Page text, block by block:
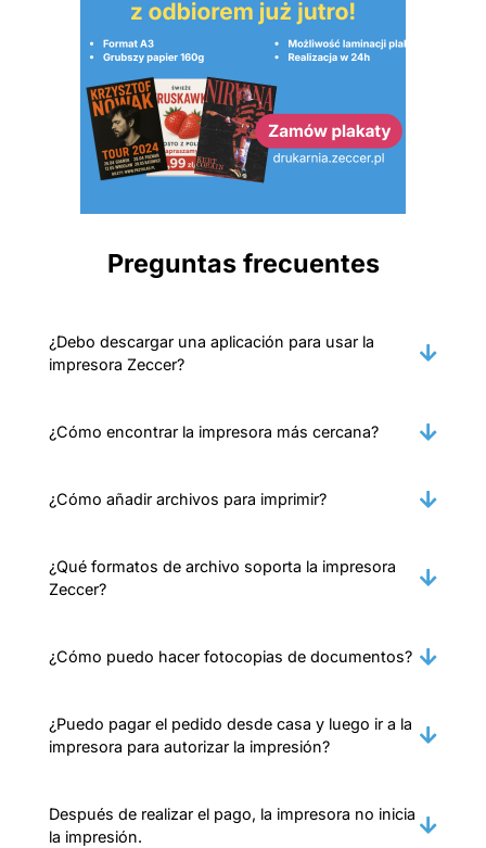
Preguntas frecuentes
¿Debo descargar una aplicación para usar la
impresora Zeccer?
¿Cómo encontrar la impresora más cercana?
¿Cómo añadir archivos para imprimir?
¿Qué formatos de archivo soporta la impresora
Zeccer?
¿Cómo puedo hacer fotocopias de documentos?
¿Puedo pagar el pedido desde casa y luego ir a la
impresora para autorizar la impresión?
Después de realizar el pago, la impresora no inicia
la impresión.